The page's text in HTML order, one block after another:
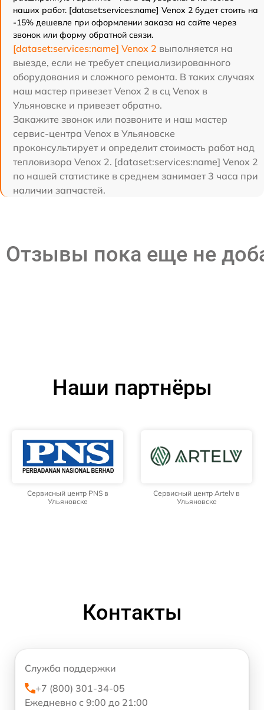
наших работ. [dataset:services:name] Venox 2 будет стоить на
-15% дешевле при оформлении заказа на сайте через
звонок или форму обратной связи.
[dataset:services:name] Venox 2 выполняется на
выезде, если не требует специализированного
оборудования и сложного ремонта. В таких случаях
наш мастер привезет Venox 2 в сц Venox в
Ульяновске и привезет обратно.
Закажите звонок или позвоните и наш мастер
сервис-центра Venox в Ульяновске
проконсультирует и определит стоимость работ над
тепловизора Venox 2. [dataset:services:name] Venox 2
по нашей статистике в среднем занимает 3 часа при
наличии запчастей.
Отзывы пока еще не
Наши партнёры
Сервисный центр PNS в
Ульяновске
Сервисный центр Artelv в
Ульяновске
Контакты
Служба поддержки
+7 (800) 301-34-05
Ежедневно с 9:00 до 21:00